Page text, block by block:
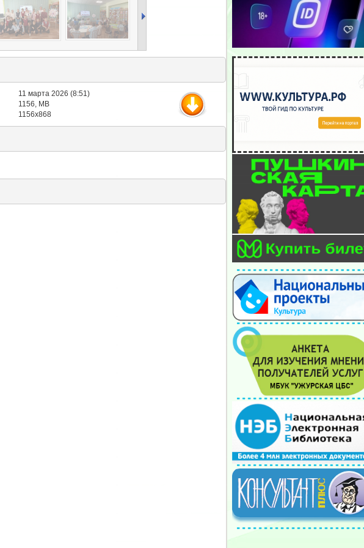
11 марта 2026 (8:51)
1156, MB
1156x868